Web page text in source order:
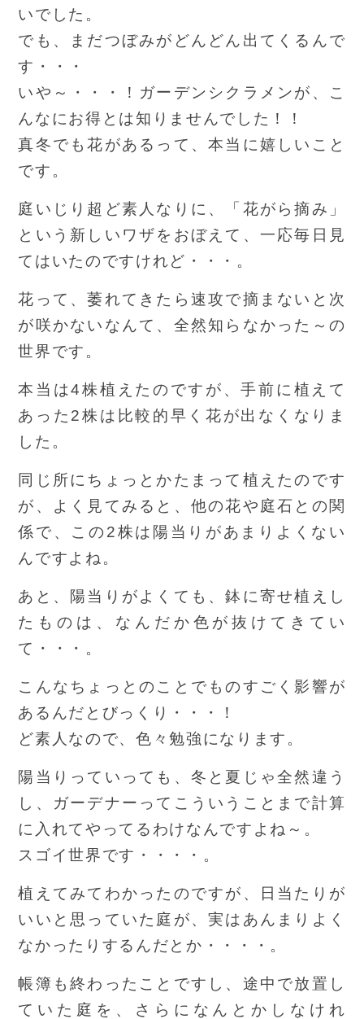
いでした。
でも、まだつぼみがどんどん出てくるんで
す・・・
いや～・・・！ガーデンシクラメンが、こ
んなにお得とは知りませんでした！！
真冬でも花があるって、本当に嬉しいこと
です。
庭いじり超ど素人なりに、「花がら摘み」
という新しいワザをおぼえて、一応毎日見
てはいたのですけれど・・・。
花って、萎れてきたら速攻で摘まないと次
が咲かないなんて、全然知らなかった～の
世界です。
本当は4株植えたのですが、手前に植えて
あった2株は比較的早く花が出なくなりま
した。
同じ所にちょっとかたまって植えたのです
が、よく見てみると、他の花や庭石との関
係で、この2株は陽当りがあまりよくない
んですよね。
あと、陽当りがよくても、鉢に寄せ植えし
たものは、なんだか色が抜けてきてい
て・・・。
こんなちょっとのことでものすごく影響が
あるんだとびっくり・・・！
ど素人なので、色々勉強になります。
陽当りっていっても、冬と夏じゃ全然違う
し、ガーデナーってこういうことまで計算
に入れてやってるわけなんですよね～。
スゴイ世界です・・・・。
植えてみてわかったのですが、日当たりが
いいと思っていた庭が、実はあんまりよく
なかったりするんだとか・・・・。
帳簿も終わったことですし、途中で放置し
ていた庭を、さらになんとかしなけれ